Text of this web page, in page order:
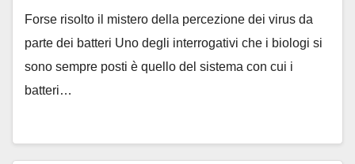
Forse risolto il mistero della percezione dei virus da
parte dei batteri Uno degli interrogativi che i biologi si
sono sempre posti è quello del sistema con cui i
batteri…